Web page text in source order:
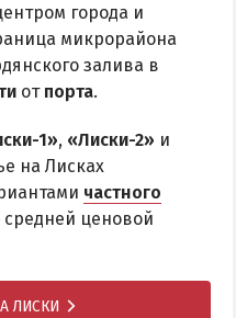
города и
микрорайона
залива в
от порта.
1», «Лиски-2» и
на Лисках
частного
средней ценовой
ЛИСКИ